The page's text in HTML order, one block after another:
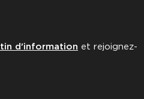
d'information et rejoignez-